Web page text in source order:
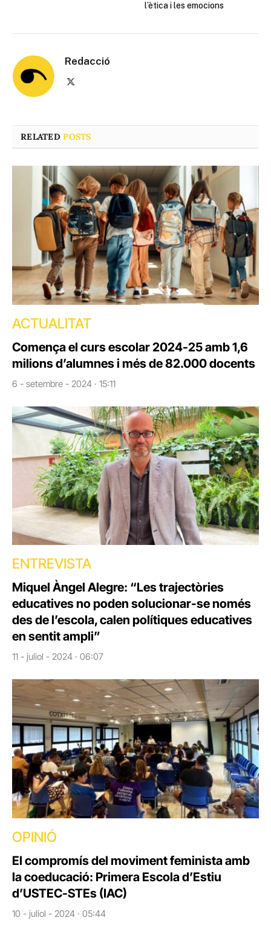
l’ètica i les emocions
Redacció
RELATEDPOSTS
ACTUALITAT
Comença el curs escolar 2024-25 amb 1,6
milions d’alumnes i més de 82.000 docents
6 - setembre - 2024 · 15:11
ENTREVISTA
Miquel Àngel Alegre: “Les trajectòries
educatives no poden solucionar-se només
des de l’escola, calen polítiques educatives
en sentit ampli”
11 - juliol - 2024 · 06:07
OPINIÓ
El compromís del moviment feminista amb
la coeducació: Primera Escola d’Estiu
d’USTEC-STEs (IAC)
10 - juliol - 2024 · 05:44